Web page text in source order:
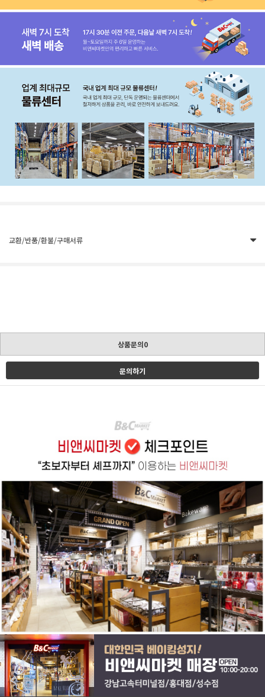
교환/반품/환불/구매서류
상품문의0
문의하기